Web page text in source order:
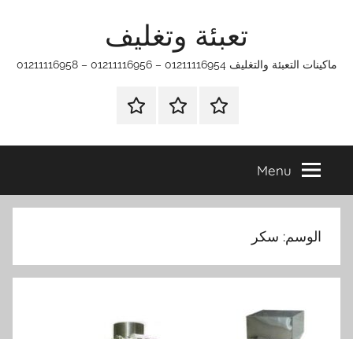
تعبئة وتغليف
ماكينات التعبئة والتغليف 01211116954 – 01211116956 – 01211116958
الرئيسيةماكينات
وتغليف
اتـصـل
في
التي
Menu
الوسم: سكر